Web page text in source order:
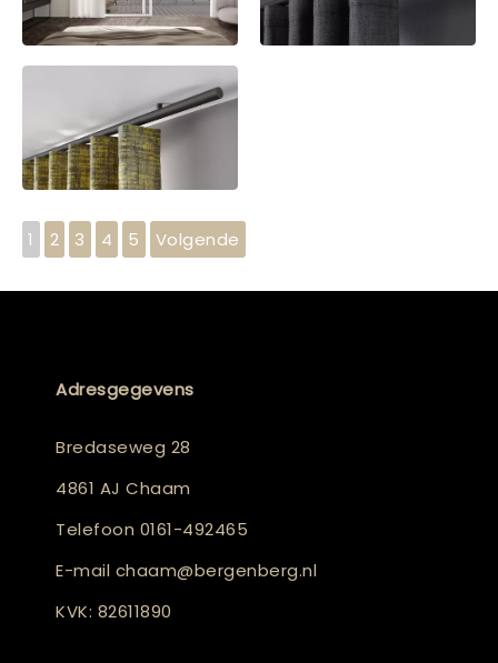
1 2 3 4 5 Volgende
Adresgegevens
Bredaseweg 28
4861 AJ Chaam
Telefoon 0161-492465
E-mail chaam@bergenberg.nl
KVK: 82611890